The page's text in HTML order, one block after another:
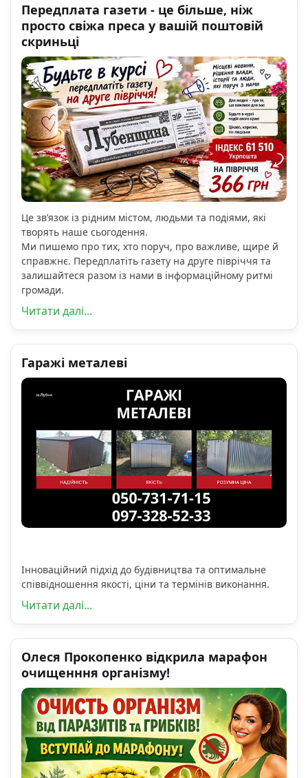
Передплата газети - це більше, ніж
просто свіжа преса у вашій поштовій
скриньці
Це зв’язок із рідним містом, людьми та подіями, які
творять наше сьогодення.
Ми пишемо про тих, хто поруч, про важливе, щире й
справжнє. Передплатіть газету на друге півріччя та
залишайтеся разом із нами в інформаційному ритмі
громади.
Читати далі...
Гаражі металеві
Інноваційний підхід до будівництва та оптимальне
співвідношення якості, ціни та термінів виконання.
Читати далі...
Олеся Прокопенко відкрила марафон
очищенння організму!